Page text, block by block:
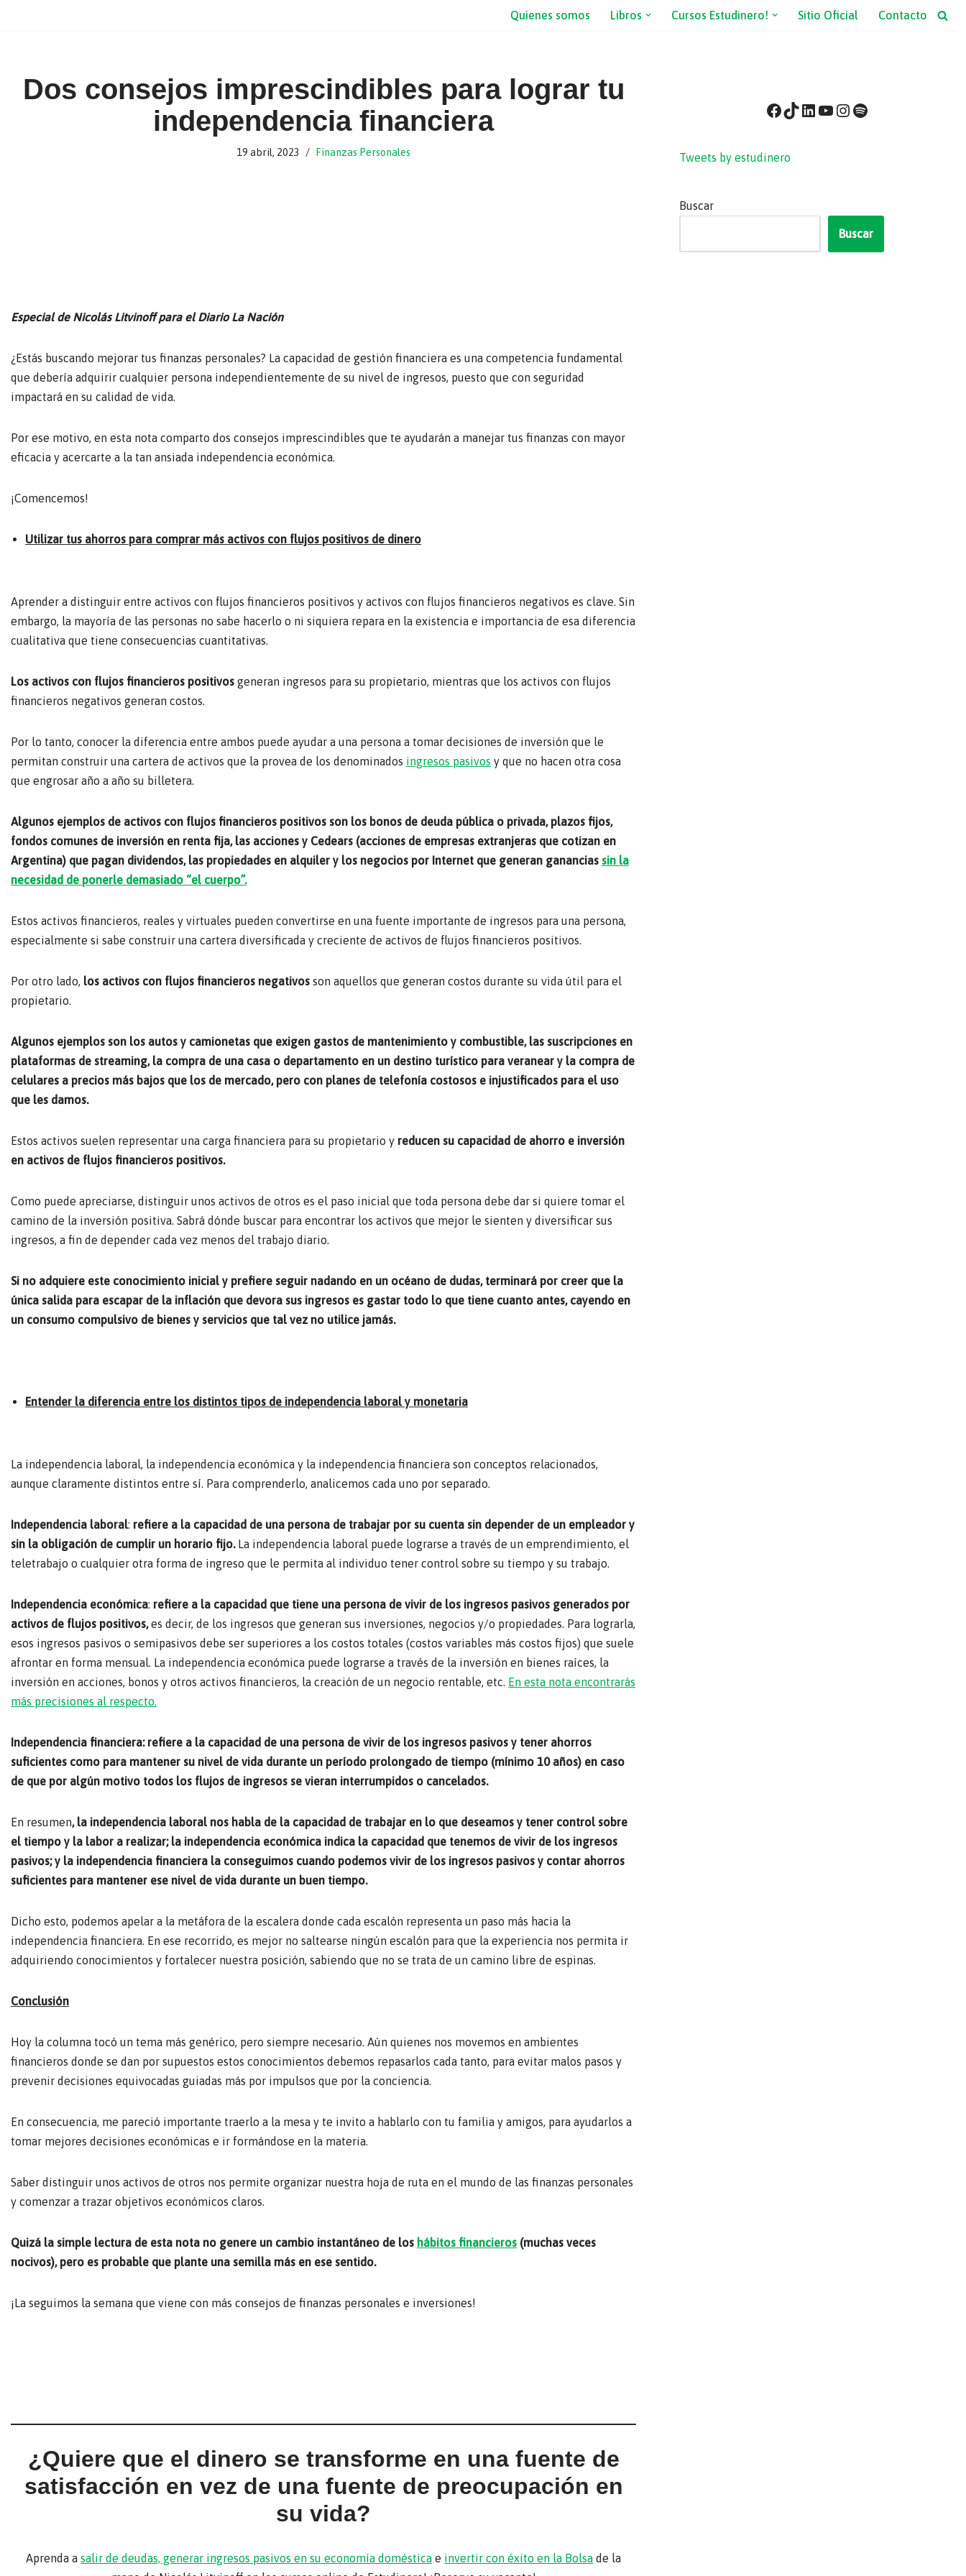
contenido
Quienes somos Libros Cursos Estudinero! Sitio Oficial Contacto
Dos consejos imprescindibles para lograr tu
independencia financiera
19 abril, 2023 Finanzas Personales
Especial de Nicolás Litvinoff para el Diario La Nación
¿Estás buscando mejorar tus finanzas personales? La capacidad de gestión financiera es una competencia fundamental
que debería adquirir cualquier persona independientemente de su nivel de ingresos, puesto que con seguridad
impactará en su calidad de vida.
Por ese motivo, en esta nota comparto dos consejos imprescindibles que te ayudarán a manejar tus finanzas con mayor
eficacia y acercarte a la tan ansiada independencia económica.
¡Comencemos!
Utilizar tus ahorros para comprar más activos con flujos positivos de dinero
Aprender a distinguir entre activos con flujos financieros positivos y activos con flujos financieros negativos es clave. Sin
embargo, la mayoría de las personas no sabe hacerlo o ni siquiera repara en la existencia e importancia de esa diferencia
cualitativa que tiene consecuencias cuantitativas.
Los activos con flujos financieros positivos generan ingresos para su propietario, mientras que los activos con flujos
financieros negativos generan costos.
Por lo tanto, conocer la diferencia entre ambos puede ayudar a una persona a tomar decisiones de inversión que le
permitan construir una cartera de activos que la provea de los denominados ingresos pasivos y que no hacen otra cosa
que engrosar año a año su billetera.
Algunos ejemplos de activos con flujos financieros positivos son los bonos de deuda pública o privada, plazos fijos,
fondos comunes de inversión en renta fija, las acciones y Cedears (acciones de empresas extranjeras que cotizan en
Argentina) que pagan dividendos, las propiedades en alquiler y los negocios por Internet que generan ganancias sin la
necesidad de ponerle demasiado “el cuerpo”.
Estos activos financieros, reales y virtuales pueden convertirse en una fuente importante de ingresos para una persona,
especialmente si sabe construir una cartera diversificada y creciente de activos de flujos financieros positivos.
Por otro lado, los activos con flujos financieros negativos son aquellos que generan costos durante su vida útil para el
propietario.
Algunos ejemplos son los autos y camionetas que exigen gastos de mantenimiento y combustible, las suscripciones en
plataformas de streaming, la compra de una casa o departamento en un destino turístico para veranear y la compra de
celulares a precios más bajos que los de mercado, pero con planes de telefonía costosos e injustificados para el uso
que les damos.
Estos activos suelen representar una carga financiera para su propietario y reducen su capacidad de ahorro e inversión
en activos de flujos financieros positivos.
Como puede apreciarse, distinguir unos activos de otros es el paso inicial que toda persona debe dar si quiere tomar el
camino de la inversión positiva. Sabrá dónde buscar para encontrar los activos que mejor le sienten y diversificar sus
ingresos, a fin de depender cada vez menos del trabajo diario.
Si no adquiere este conocimiento inicial y prefiere seguir nadando en un océano de dudas, terminará por creer que la
única salida para escapar de la inflación que devora sus ingresos es gastar todo lo que tiene cuanto antes, cayendo en
un consumo compulsivo de bienes y servicios que tal vez no utilice jamás.
Entender la diferencia entre los distintos tipos de independencia laboral y monetaria
La independencia laboral, la independencia económica y la independencia financiera son conceptos relacionados,
aunque claramente distintos entre sí. Para comprenderlo, analicemos cada uno por separado.
Independencia laboral: refiere a la capacidad de una persona de trabajar por su cuenta sin depender de un empleador y
sin la obligación de cumplir un horario fijo.La independencia laboral puede lograrse a través de un emprendimiento, el
teletrabajo o cualquier otra forma de ingreso que le permita al individuo tener control sobre su tiempo y su trabajo.
Independencia económica: refiere a la capacidad que tiene una persona de vivir de los ingresos pasivos generados por
activos de flujos positivos,es decir, de los ingresos que generan sus inversiones, negocios y/o propiedades. Para lograrla,
esos ingresos pasivos o semipasivos debe ser superiores a los costos totales (costos variables más costos fijos) que suele
afrontar en forma mensual. La independencia económica puede lograrse a través de la inversión en bienes raíces, la
inversión en acciones, bonos y otros activos financieros, la creación de un negocio rentable, etc. En esta nota encontrarás
más precisiones al respecto.
Independencia financiera: refiere a la capacidad de una persona de vivir de los ingresos pasivos y tener ahorros
suficientes como para mantener su nivel de vida durante un período prolongado de tiempo (mínimo 10 años) en caso
de que por algún motivo todos los flujos de ingresos se vieran interrumpidos o cancelados.
En resumen, la independencia laboral nos habla de la capacidad de trabajar en lo que deseamos y tener control sobre
el tiempo y la labor a realizar; la independencia económica indica la capacidad que tenemos de vivir de los ingresos
pasivos; y la independencia financiera la conseguimos cuando podemos vivir de los ingresos pasivos y contar ahorros
suficientes para mantener ese nivel de vida durante un buen tiempo.
Dicho esto, podemos apelar a la metáfora de la escalera donde cada escalón representa un paso más hacia la
independencia financiera. En ese recorrido, es mejor no saltearse ningún escalón para que la experiencia nos permita ir
adquiriendo conocimientos y fortalecer nuestra posición, sabiendo que no se trata de un camino libre de espinas.
Conclusión
Hoy la columna tocó un tema más genérico, pero siempre necesario. Aún quienes nos movemos en ambientes
financieros donde se dan por supuestos estos conocimientos debemos repasarlos cada tanto, para evitar malos pasos y
prevenir decisiones equivocadas guiadas más por impulsos que por la conciencia.
En consecuencia, me pareció importante traerlo a la mesa y te invito a hablarlo con tu familia y amigos, para ayudarlos a
tomar mejores decisiones económicas e ir formándose en la materia.
Saber distinguir unos activos de otros nos permite organizar nuestra hoja de ruta en el mundo de las finanzas personales
y comenzar a trazar objetivos económicos claros.
Quizá la simple lectura de esta nota no genere un cambio instantáneo de los hábitos financieros (muchas veces
nocivos), pero es probable que plante una semilla más en ese sentido.
¡La seguimos la semana que viene con más consejos de finanzas personales e inversiones!
¿Quiere que el dinero se transforme en una fuente de
satisfacción en vez de una fuente de preocupación en
su vida?
Aprenda a salir de deudas, generar ingresos pasivos en su economía doméstica e invertir con éxito en la Bolsa de la
Tweets by estudinero
Buscar
Buscar